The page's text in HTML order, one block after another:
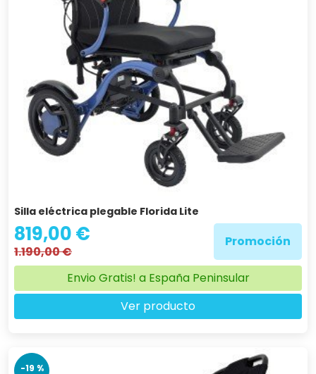
Silla eléctrica plegable Florida Lite
819,00 €
1.190,00 €
Promoción
Envio Gratis! a España Peninsular
Ver producto
-19 %